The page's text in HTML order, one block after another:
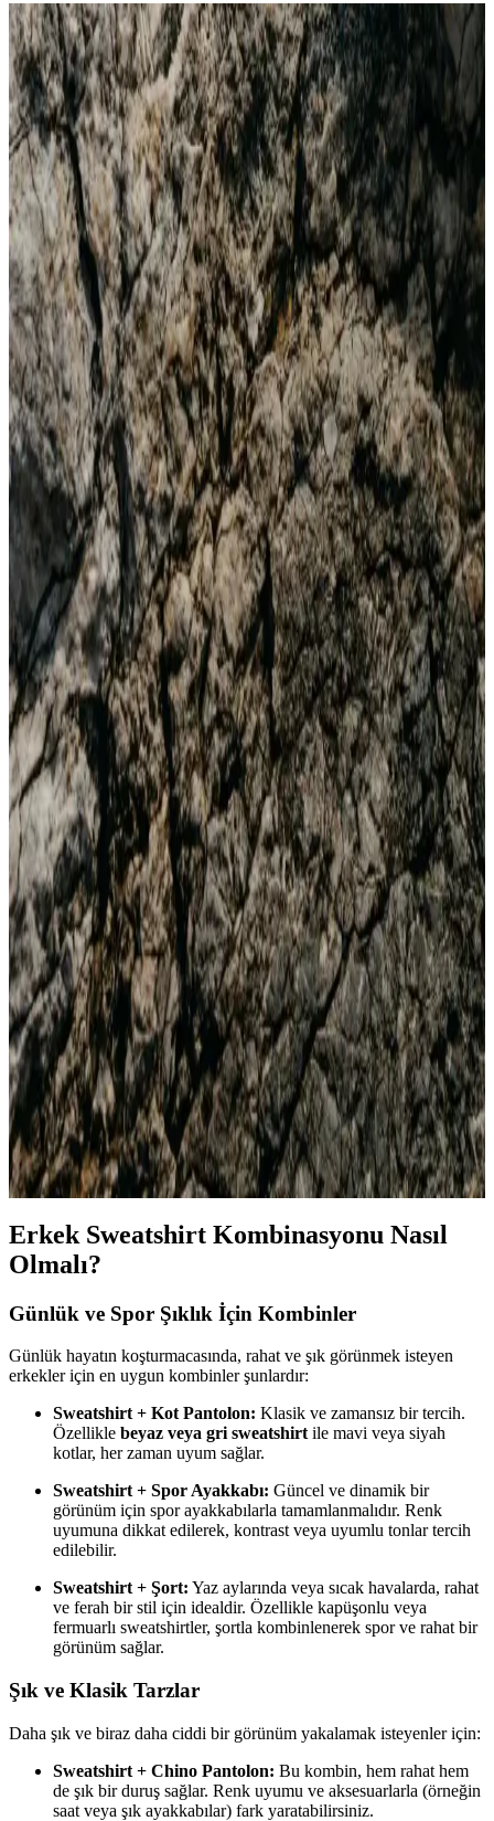
Erkek Basic Tişörtler: Stil ve Konforun Buluştuğu
Günlük Giyim Parçası
Erkek basic tişörtler, rahatlık ve şıklığın temel taşıdır. Çeşitli renk,
kesim ve kumaş seçenekleriyle her tarza uygun, uygun fiyatlı ve
uzun ömürlü giyim parçasıdır.
Erkekler İçin Uzun Kollu Lacoste Tişörtler: Şıklık ve
Konforun Birleştiği Giyim Seçenekleri
Lacoste’un erkekler için tasarladığı uzun kollu tişörtler, şıklık ve
konforu bir arada sunar. Kaliteli materyali ve çok yönlü
tasarımlarıyla her mevsim ve ortamda tercih edilebilir.
Erkek Sivit Kazaklar: Şıklık ve Konforu Bir Arada
Sunan Klasik ve Modern Tasarımlar
Erkek sivit kazaklar, şıklık ve konforu bir araya getirerek farklı
tarzlara uyum sağlar. Günlük ve resmi kullanıma uygun, doğal
malzemelerden yapılmış modellerle tarzınızı tamamlayın.
Erkek Yırtık Kot Pantolonları: Moda ve Konforun
Modern Buluşması
Erkek yırtık kot pantolonlar, stil ve konforu birleştiren modern
seçeneklerdir. Farklı modeller, renkler ve detaylar ile her tarza uygun
alternatifler sunar.
Erkek Tek Ceket Kombinleri: Güncel ve Şık Stil
İpuçları ve Trendler
Erkekler için modern ve şık tek ceket kombinleri, farklı tarzlara
uygun öneriler ve stil ipuçlarıyla günlük ve resmi ortamlarda fark
yaratmanızı sağlar.
Pierroni Bordo Erkek Seti: Kravat Mendil Kol
Düğmesi ve Çorap ile Şıklık ve Fonksiyonellik
Şık ve kaliteli Pierroni bordo erkek seti, kravat, mendil, kol düğmesi
ve çorap ile detaylara özen gösterenler için tasarlandı, şıklık ve
konforu bir arada sunar.
Harley Davidson Erkek Botları Karşılaştırması
Siyah Kauçuk ve Haki Deri Modelleri
Harley Davidson'un siyah kauçuk ve haki deri erkek bot
modellerinin özellikleri, kullanıcı yorumları ve performanslarını
karşılaştırıyoruz, bilinçli alışveriş için detaylar burada.
2025'te Erkek Modasında Siyah ve Lacivertin Şıklık
Sırları
Erkek modasında siyah ve lacivertin uyumuyla şıklığınızı artırın.
Kombin önerileri ve stil ipuçları için hemen keşfedin!
Erkek Sweatshirt Kombinasyonu Nasıl
Olmalı?
Günlük ve Spor Şıklık İçin Kombinler
Günlük hayatın koşturmacasında, rahat ve şık görünmek isteyen
erkekler için en uygun kombinler şunlardır:
Sweatshirt + Kot Pantolon: Klasik ve zamansız bir tercih.
Özellikle beyaz veya gri sweatshirt ile mavi veya siyah
kotlar, her zaman uyum sağlar.
Sweatshirt + Spor Ayakkabı: Güncel ve dinamik bir
görünüm için spor ayakkabılarla tamamlanmalıdır. Renk
uyumuna dikkat edilerek, kontrast veya uyumlu tonlar tercih
edilebilir.
Sweatshirt + Şort: Yaz aylarında veya sıcak havalarda, rahat
ve ferah bir stil için idealdir. Özellikle kapüşonlu veya
fermuarlı sweatshirtler, şortla kombinlenerek spor ve rahat bir
görünüm sağlar.
Şık ve Klasik Tarzlar
Daha şık ve biraz daha ciddi bir görünüm yakalamak isteyenler için:
Sweatshirt + Chino Pantolon: Bu kombin, hem rahat hem
de şık bir duruş sağlar. Renk uyumu ve aksesuarlarla (örneğin
saat veya şık ayakkabılar) fark yaratabilirsiniz.